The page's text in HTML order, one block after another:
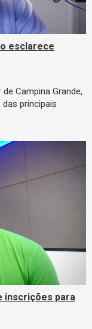
esclarece
Campina Grande,
principais
inscrições para